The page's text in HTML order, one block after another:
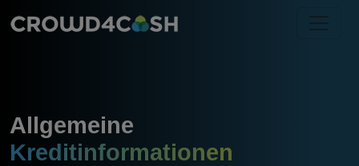
Allgemeine
Kreditinformationen